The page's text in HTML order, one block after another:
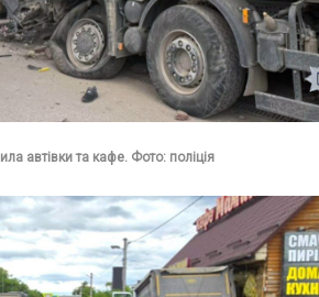
автівки та кафе. Фото: поліція